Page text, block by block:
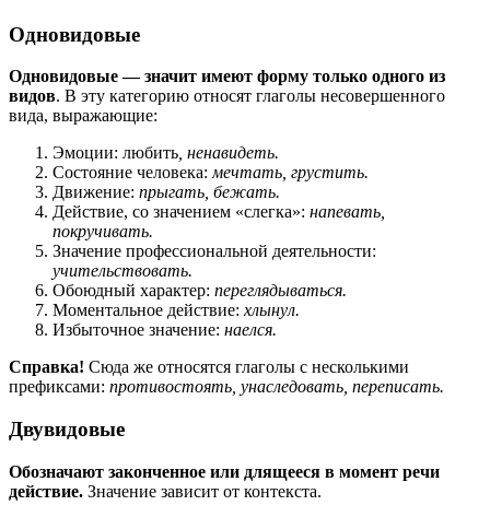
Одновидовые
Одновидовые — значит имеют форму только одного из
видов. В эту категорию относят глаголы несовершенного
вида, выражающие:
Эмоции: любить , ненавидеть.
Состояние человека: мечтать, грустить.
Движение: прыгать, бежать.
Действие, со значением «слегка»: напевать,
покручивать.
Значение профессиональной деятельности:
учительствовать.
Обоюдный характер: переглядываться.
Моментальное действие: хлынул.
Избыточное значение: наелся.
Справка! Сюда же относятся глаголы с несколькими
префиксами: противостоять, унаследовать, переписать.
Двувидовые
Обозначают законченное или длящееся в момент речи
действие. Значение зависит от контекста.